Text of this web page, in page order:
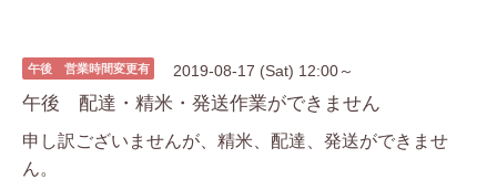
午後 営業時間変更有 2019-08-17 (Sat) 12:00～
午後 配達・精米・発送作業ができません
申し訳ございませんが、精米、配達、発送ができませ
ん。